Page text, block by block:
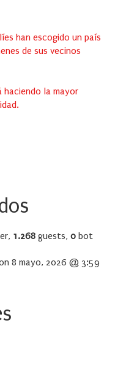
han escogido un país
de sus vecinos
haciendo la mayor
1.268 guests, 0 bot
8 mayo, 2026 @ 3:59